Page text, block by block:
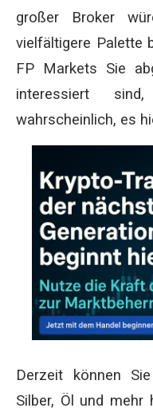
großer Broker
vielfältigere Palette
FP Markets Sie
interessiert
wahrscheinlich, es
Derzeit können
Silber, Öl und mehr